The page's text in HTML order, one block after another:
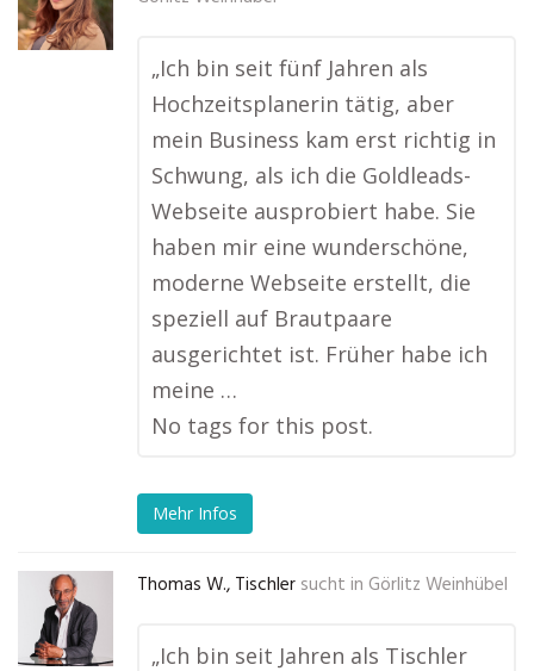
„Ich bin seit fünf Jahren als
Hochzeitsplanerin tätig, aber
mein Business kam erst richtig in
Schwung, als ich die Goldleads-
Webseite ausprobiert habe. Sie
haben mir eine wunderschöne,
moderne Webseite erstellt, die
speziell auf Brautpaare
ausgerichtet ist. Früher habe ich
meine …
No tags for this post.
Mehr Infos
Thomas W., Tischler sucht in Görlitz Weinhübel
„Ich bin seit Jahren als Tischler